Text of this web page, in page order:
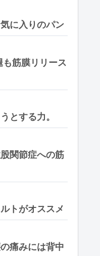
に入りのパン
筋膜リリース
とする力。
関節症への筋
トがオススメ
痛みには背中